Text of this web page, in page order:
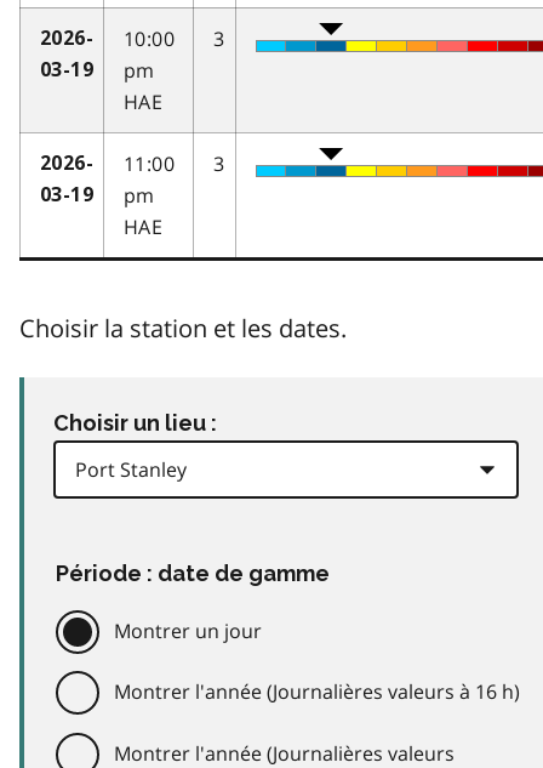
2026-
03-19
10:00
pm
HAE
3
2026-
03-19
11:00
pm
HAE
3
Choisir la station et les dates.
Choisir un lieu :
Période : date de gamme
Montrer un jour
Montrer l'année (Journalières valeurs à 16 h)
Montrer l'année (Journalières valeurs